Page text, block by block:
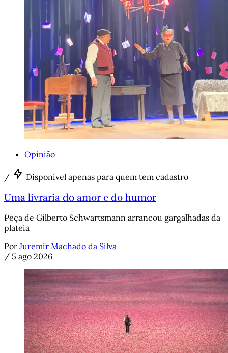
Opinião
/ Disponível apenas para quem tem cadastro
Uma livraria do amor e do humor
Peça de Gilberto Schwartsmann arrancou gargalhadas da
plateia
Por Juremir Machado da Silva
/ 5 ago 2026